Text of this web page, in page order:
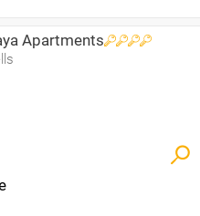
Apartments